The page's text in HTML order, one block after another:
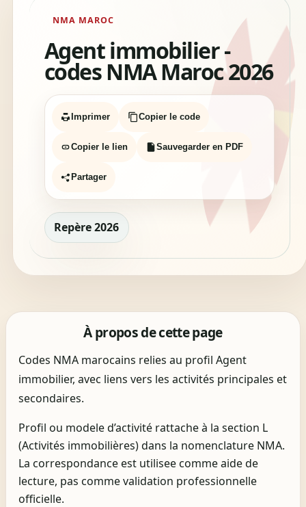
NMA MAROC
Agent immobilier -
codes NMA Maroc 2026
Imprimer Copier le code
Copier le lien Sauvegarder en PDF
Partager
Repère 2026
À propos de cette page
Codes NMA marocains relies au profil Agent
immobilier, avec liens vers les activités principales et
secondaires.
Profil ou modele d’activité rattache à la section L
(Activités immobilières) dans la nomenclature NMA.
La correspondance est utilisee comme aide de
lecture, pas comme validation professionnelle
officielle.